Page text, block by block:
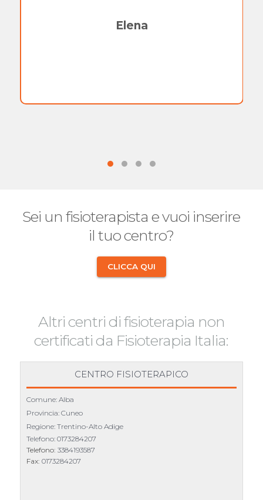
Elena
Sei un fisioterapista e vuoi inserire
il tuo centro?
CLICCA QUI
Altri centri di fisioterapia non
certificati da Fisioterapia Italia:
CENTRO FISIOTERAPICO
Comune: Alba
Provincia: Cuneo
Regione: Trentino-Alto Adige
Telefono: 0173284207
Telefono: 3384193587
Fax: 0173284207